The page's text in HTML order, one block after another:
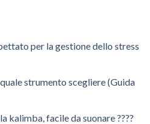
per la gestione dello stress
strumento scegliere (Guida
kalimba, facile da suonare ????